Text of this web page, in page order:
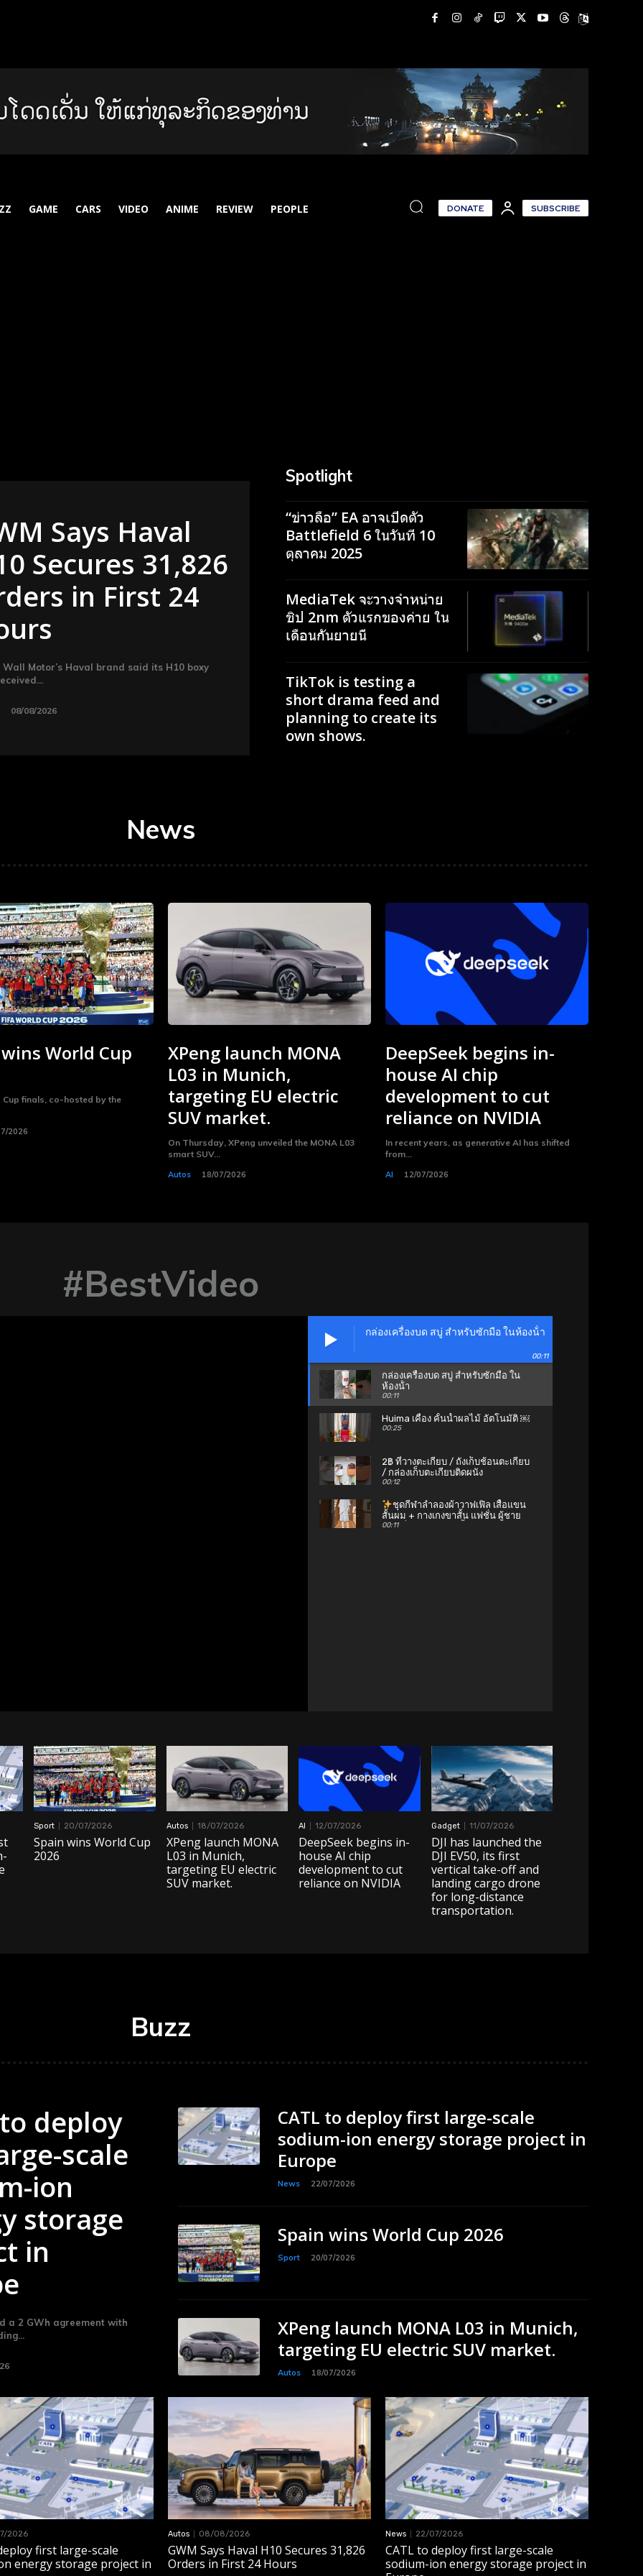
GAME CARS VIDEO ANIME REVIEW PEOPLE DONATE SUBSCRIBE
Says Haval
Secures 31,826
in First 24
Wall Motor’s Haval brand said its H10 boxy
08/08/2026
Spotlight
“ข่าวลือ” EA อาจเปิดตัว
Battlefield 6 ในวันที่ 10
ตุลาคม 2025
MediaTek จะวางจำหน่าย
ชิป 2nm ตัวแรกของค่าย ใน
เดือนกันยายนี้
TikTok is testing a
short drama feed and
planning to create its
own shows.
News
World Cup
Cup finals, co-hosted by the
2026
XPeng launch MONA
L03 in Munich,
targeting EU electric
SUV market.
On Thursday, XPeng unveiled the MONA L03
smart SUV...
Autos 18/07/2026
DeepSeek begins in-
house AI chip
development to cut
reliance on NVIDIA
In recent years, as generative AI has shifted
from...
AI 12/07/2026
#BestVideo
กล่องเครื่องบด สบู่ สําหรับซักมือ ในห้องน้ํา
00:11
กล่องเครื่องบด สบู่ สําหรับซักมือ ใน
ห้องน้ํา
00:11
Huima เคื่อง คั้นน้ำผลไม้ อัตโนมัติ ￼
00:25
2฿ ที่วางตะเกียบ / ถังเก็บช้อนตะเกียบ
/ กล่องเก็บตะเกียบติดผนัง
00:12
ชุดกีฬาลำลองผ้าวาฟเฟิล เสื้อแขน
สั้นผม + กางเกงขาสั้น แฟชั่น ผู้ชาย
#แฟชั่น #เกาหลี #เสื้อผ้า
00:11
Sport 20/07/2026
Spain wins World Cup
2026
Autos 18/07/2026
XPeng launch MONA
L03 in Munich,
targeting EU electric
SUV market.
AI 12/07/2026
DeepSeek begins in-
house AI chip
development to cut
reliance on NVIDIA
Gadget 11/07/2026
DJI has launched the
DJI EV50, its first
vertical take-off and
landing cargo drone
for long-distance
transportation.
Buzz
deploy
scale
ion
storage
in
a 2 GWh agreement with
CATL to deploy first large-scale
sodium-ion energy storage project in
Europe
News 22/07/2026
Spain wins World Cup 2026
Sport 20/07/2026
XPeng launch MONA L03 in Munich,
targeting EU electric SUV market.
Autos 18/07/2026
2026
first large-scale
energy storage project in
Autos 08/08/2026
GWM Says Haval H10 Secures 31,826
Orders in First 24 Hours
News 22/07/2026
CATL to deploy first large-scale
sodium-ion energy storage project in